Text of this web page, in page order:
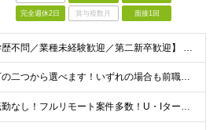
完全週休2日 賞与複数月 面接1回
【学歴不問／業種未経験歓迎／第二新卒歓迎】 ■IT・システムエンジニアの実務経験をお持ちの方※工程や使用言語、経験年数は不問 ◎転職回数は不問 ＼下記のような方にオススメ／ ・安定した収入を得たい方
以下の二つから選べます！いずれの場合も前職の給与を考盛し給与シミュレーションを作成します。 【プロセス型（コツコツ給与を上げたい方向け）】 ■月給25万円～50万円 ※年齢や社歴、仕事の取り組み姿勢
【転勤なし！フルリモート案件多数！U・Iターン歓迎】 一都三県を中心に豊富な案件を保有しております！ 東京・愛知・大阪・広島・福岡・新潟の 各プロジェクト先または自社拠点 ※勤務地は希望を考慮します